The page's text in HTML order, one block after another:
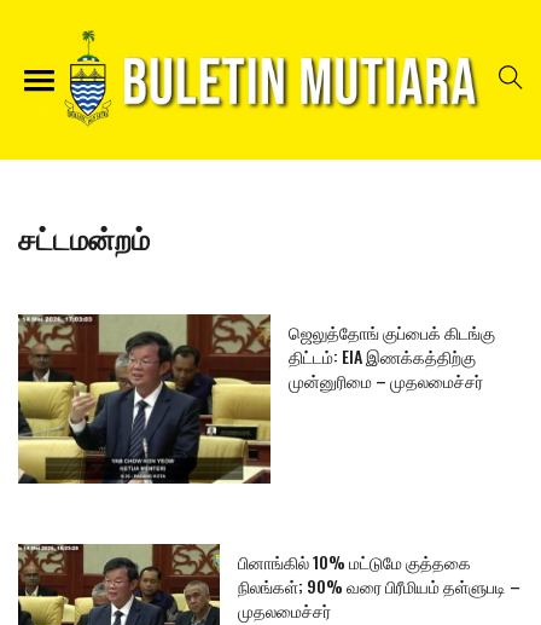
சட்டமன்றம்
ஜெலுத்தோங் குப்பைக் கிடங்கு
திட்டம்: EIA இணக்கத்திற்கு
முன்னுரிமை – முதலமைச்சர்
பினாங்கில் 10% மட்டுமே குத்தகை
நிலங்கள்; 90% வரை பிரீமியம் தள்ளுபடி –
முதலமைச்சர்